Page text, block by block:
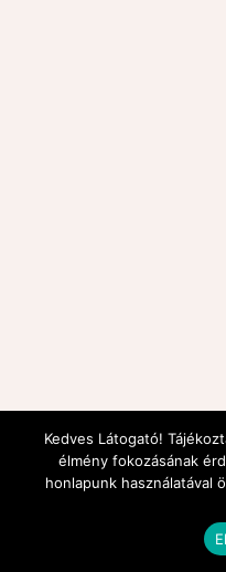
Kedves Látogató!
élmény fokozásának
honlapunk használatával